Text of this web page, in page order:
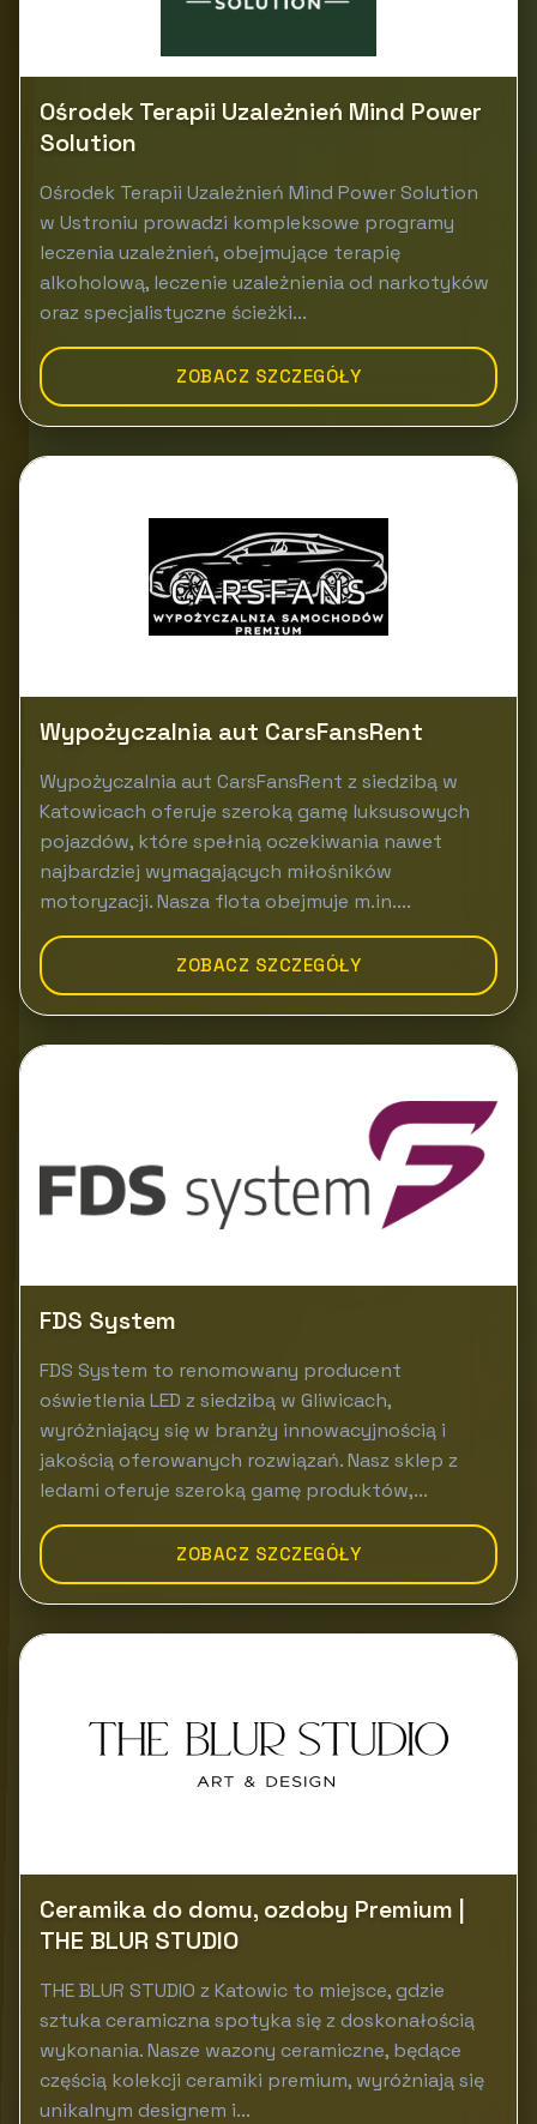
Ośrodek Terapii Uzależnień Mind Power
Solution
Ośrodek Terapii Uzależnień Mind Power Solution
w Ustroniu prowadzi kompleksowe programy
leczenia uzależnień, obejmujące terapię
alkoholową, leczenie uzależnienia od narkotyków
oraz specjalistyczne ścieżki...
ZOBACZ SZCZEGÓŁY
Wypożyczalnia aut CarsFansRent
Wypożyczalnia aut CarsFansRent z siedzibą w
Katowicach oferuje szeroką gamę luksusowych
pojazdów, które spełnią oczekiwania nawet
najbardziej wymagających miłośników
motoryzacji. Nasza flota obejmuje m.in....
ZOBACZ SZCZEGÓŁY
FDS System
FDS System to renomowany producent
oświetlenia LED z siedzibą w Gliwicach,
wyróżniający się w branży innowacyjnością i
jakością oferowanych rozwiązań. Nasz sklep z
ledami oferuje szeroką gamę produktów,...
ZOBACZ SZCZEGÓŁY
Ceramika do domu, ozdoby Premium |
THE BLUR STUDIO
THE BLUR STUDIO z Katowic to miejsce, gdzie
sztuka ceramiczna spotyka się z doskonałością
wykonania. Nasze wazony ceramiczne, będące
częścią kolekcji ceramiki premium, wyróżniają się
unikalnym designem i...